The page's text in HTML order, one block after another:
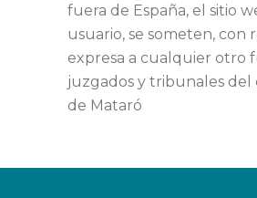
fuera de España, el sitio
usuario, se someten, con
expresa a cualquier otro
juzgados y tribunales del
de Mataró